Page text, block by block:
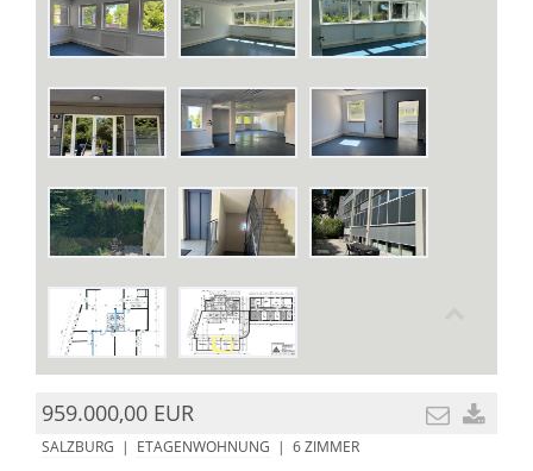
959.000,00 EUR
SALZBURG | ETAGENWOHNUNG | 6 ZIMMER